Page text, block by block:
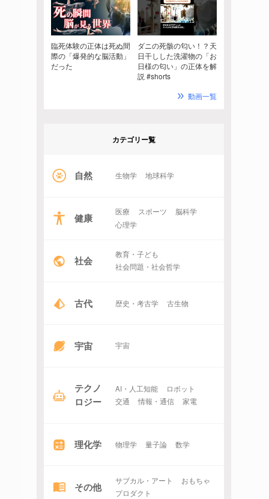
臨死体験の正体は死ぬ間
際の「爆発的な脳活動」
だった
ダニの死骸の匂い！？天
日干しした洗濯物の「お
日様の匂い」の正体を解
説 #shorts
動画一覧
カテゴリー覧
自然 生物学 地球科学
健康 医療 スポーツ
脳科学
心理学
社会
教育・子ども
社会問題・社会哲学
古代 歴史・考古学 古生物
宇宙 宇宙
テクノ
ロジー
AI・人工知能
ロボット
交通
情報・通信 家電
理化学 物理学 量子論 数学
その他 サブカル・アート
おもちゃ
プロダクト